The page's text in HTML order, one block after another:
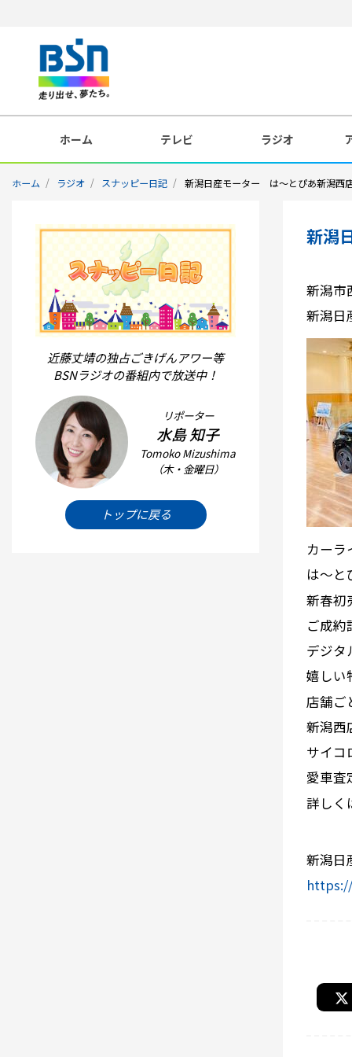
ホーム テレビ ラジオ
ホーム ラジオ スナッピー日記 新潟日産モーター は～とぴあ新潟西
近藤丈靖の独占ごきげんアワー等
BSNラジオの番組内で放送中！
リポーター
水島 知子
Tomoko Mizushima
（木・金曜日）
トップに戻る
新潟
新潟市
新潟日
カーラ
は～と
新春初
ご成約
デジタ
嬉しい
店舗ご
新潟西
サイコ
愛車査
詳しく
新潟日